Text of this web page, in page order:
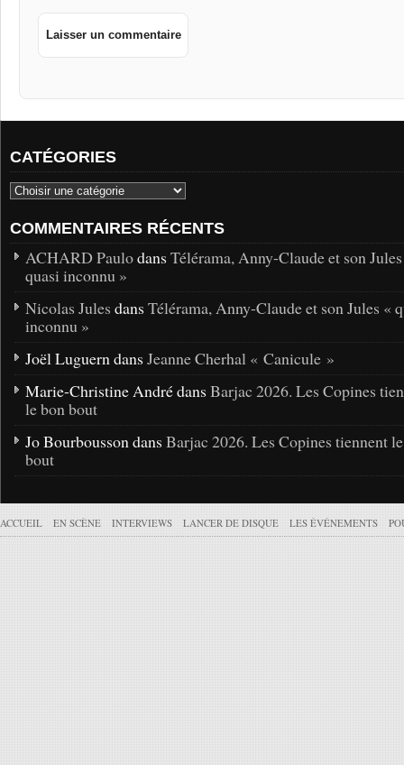
CATÉGORIES
COMMENTAIRES RÉCENTS
ACHARD Paulodans Télérama, Anny-Claude et son
quasi inconnu »
Nicolas Jules dans Télérama, Anny-Claude et son Jules «
inconnu »
Joël Luguern dans Jeanne Cherhal « Canicule »
Marie-Christine André dans Barjac 2026. Les Copines
le bon bout
Jo Bourbousson dans Barjac 2026. Les Copines tiennent
bout
ACCUEIL EN SCÈNE INTERVIEWS LANCER DE DISQUE LES ÉVÉNEMENTS